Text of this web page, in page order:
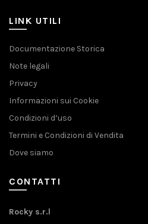
LINK UTILI
Documentazione Storica
Note legali
Privacy
Informazioni sui Cookie
Condizioni d’uso
Termini e Condizioni di Vendita
Dove siamo
CONTATTI
Rocky s.r.l